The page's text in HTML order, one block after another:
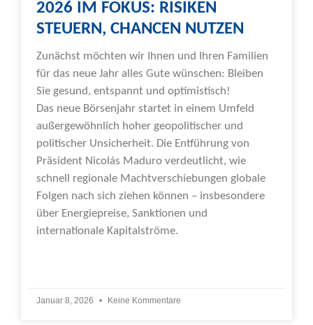
2026 IM FOKUS: RISIKEN
STEUERN, CHANCEN NUTZEN
Zunächst möchten wir Ihnen und Ihren Familien
für das neue Jahr alles Gute wünschen: Bleiben
Sie gesund, entspannt und optimistisch!
Das neue Börsenjahr startet in einem Umfeld
außergewöhnlich hoher geopolitischer und
politischer Unsicherheit. Die Entführung von
Präsident Nicolás Maduro verdeutlicht, wie
schnell regionale Machtverschiebungen globale
Folgen nach sich ziehen können – insbesondere
über Energiepreise, Sanktionen und
internationale Kapitalströme.
Januar 8, 2026 Keine Kommentare